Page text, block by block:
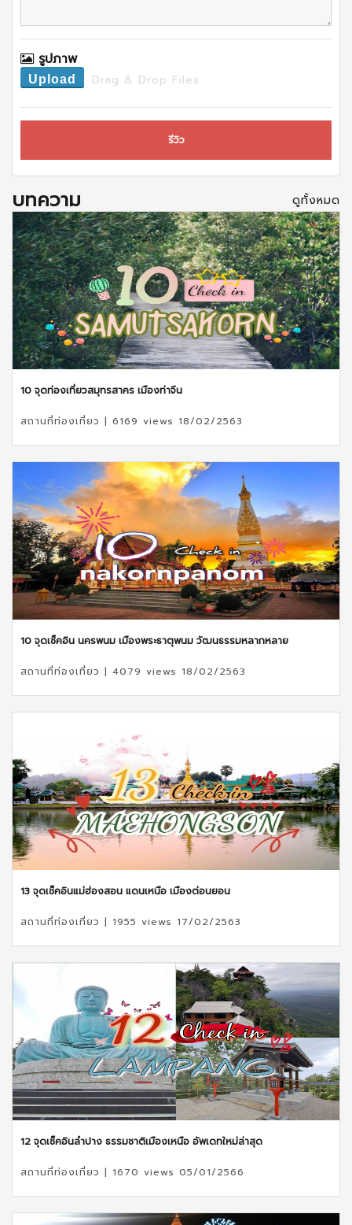
รูปภาพ
Upload Drag & Drop Files
รีวิว
บทความ ดูทั้งหมด
10 จุดท่องเที่ยวสมุทรสาคร เมืองท่าจีน
สถานที่ท่องเที่ยว | 6169 views 18/02/2563
10 จุดเช็คอิน นครพนม เมืองพระธาตุพนม วัฒนธรรมหลากหลาย
สถานที่ท่องเที่ยว | 4079 views 18/02/2563
13 จุดเช็คอินแม่ฮ่องสอน แดนเหนือ เมืองต่อนยอน
สถานที่ท่องเที่ยว | 1955 views 17/02/2563
12 จุดเช็คอินลำปาง ธรรมชาติเมืองเหนือ อัพเดทใหม่ล่าสุด
สถานที่ท่องเที่ยว | 1670 views 05/01/2566